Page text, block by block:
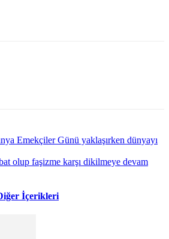
Emekçiler Günü yaklaşırken dünyayı
olup faşizme karşı dikilmeye devam
İçerikleri